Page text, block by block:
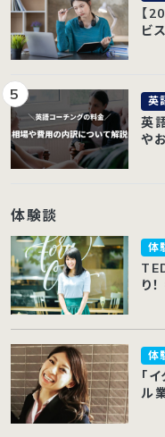
【
ビ
英
英
や
体験談
体
り
体
「
ル